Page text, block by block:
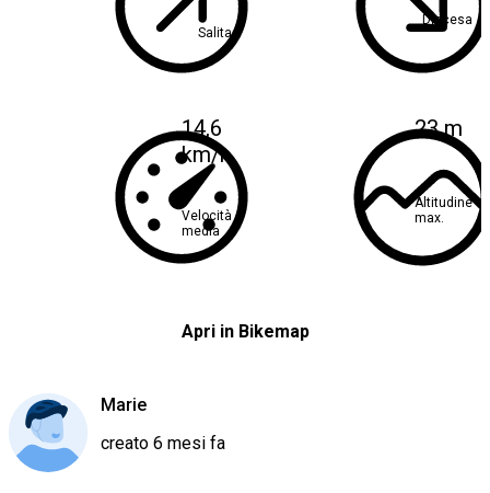
Salita
Discesa
14,6
km/h
Velocità
media
23 m
Altitudine
max.
Apri in Bikemap
Marie
creato 6 mesi fa